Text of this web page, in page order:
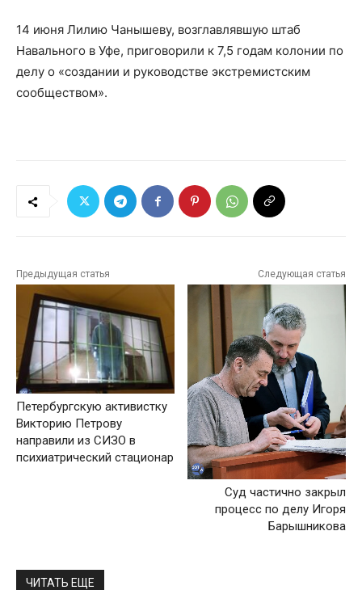
14 июня Лилию Чанышеву, возглавлявшую штаб
Навального в Уфе, приговорили к 7,5 годам колонии по
делу о «создании и руководстве экстремистским
сообществом».
Предыдущая статья
Петербургскую активистку
Викторию Петрову
направили из СИЗО в
психиатрический стационар
Следующая статья
Суд частично закрыл
процесс по делу Игоря
Барышникова
ЧИТАТЬ ЕЩЕ